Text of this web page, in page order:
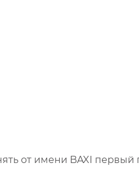
от имени BAXI первый